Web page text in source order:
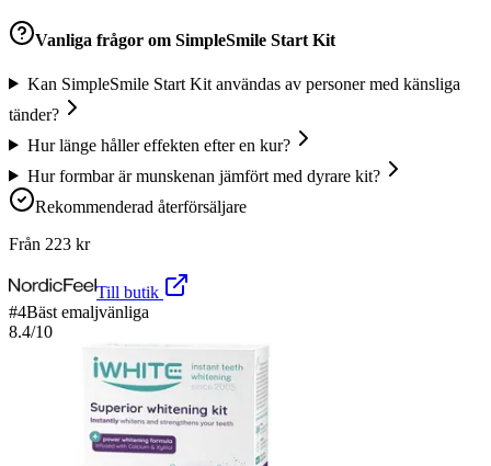
Vanliga frågor om SimpleSmile Start Kit
Kan SimpleSmile Start Kit användas av personer med känsliga
tänder?
Hur länge håller effekten efter en kur?
Hur formbar är munskenan jämfört med dyrare kit?
Rekommenderad återförsäljare
Från 223 kr
Till butik
#4Bäst emaljvänliga
8.4/10